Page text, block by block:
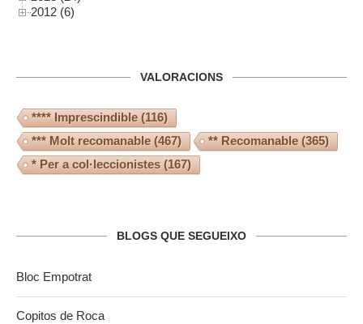
2012 (6)
VALORACIONS
**** Imprescindible(116)
*** Molt recomanable(467) ** Recomanable(365)
* Per a col·leccionistes (167)
BLOGS QUE SEGUEIXO
Bloc Empotrat
Copitos de Roca